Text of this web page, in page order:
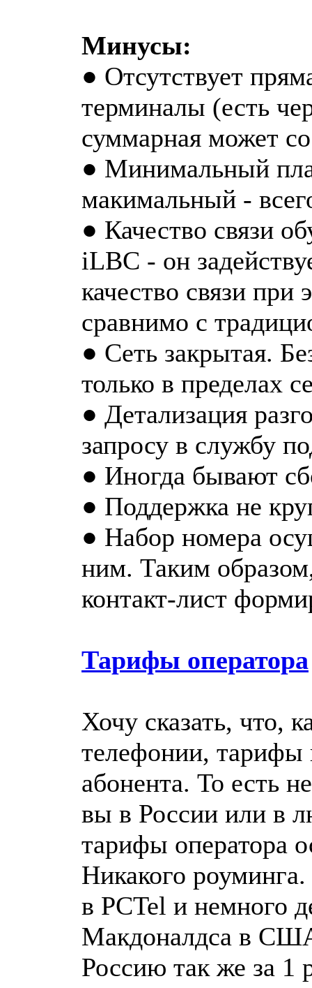
Минусы:
● Отсутствует
терминалы (есть
суммарная может
● Минимальный
макимальный -
● Качество связи
iLBC - он
качество связи при
сравнимо с
● Сеть закрытая.
только в пределах
● Детализация
запросу в службу
● Иногда бывают
● Поддержка не
● Набор номера
ним. Таким
контакт-лист
Тарифы оператора
Хочу сказать, что,
телефонии, тарифы
абонента. То есть
вы в России или в
тарифы оператора
Никакого
в PCTel и немного
Макдоналдса в
Россию так же за 1